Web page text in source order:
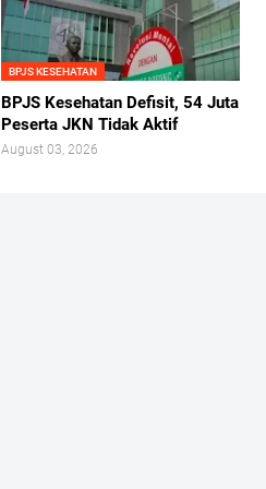
BPJS KESEHATAN
BPJS Kesehatan Defisit, 54 Juta
Peserta JKN Tidak Aktif
August 03, 2026